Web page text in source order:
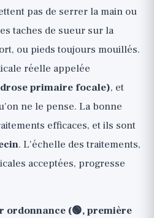
pas de serrer la main ou
taches de sueur sur la
ou pieds toujours mouillés.
réelle appelée
primaire focale), et
ne le pense. La bonne
efficaces, et ils sont
. L'échelle des traitements,
acceptées, progresse
(🟢, première